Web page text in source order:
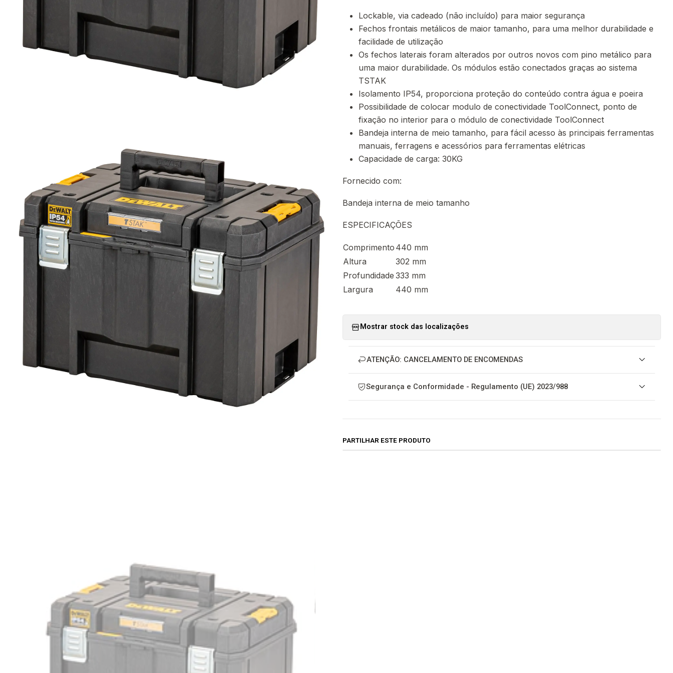
Lockable, via cadeado (não incluído) para maior segurança
Fechos frontais metálicos de maior tamanho, para uma melhor durabilidade e
facilidade de utilização
Os fechos laterais foram alterados por outros novos com pino metálico para
uma maior durabilidade. Os módulos estão conectados graças ao sistema
TSTAK
Isolamento IP54, proporciona proteção do conteúdo contra água e poeira
Possibilidade de colocar modulo de conectividade ToolConnect, ponto de
fixação no interior para o módulo de conectividade ToolConnect
Bandeja interna de meio tamanho, para fácil acesso às principais ferramentas
manuais, ferragens e acessórios para ferramentas elétricas
Capacidade de carga: 30KG
Fornecido com:
Bandeja interna de meio tamanho
ESPECIFICAÇÕES
Comprimento 440 mm
Altura
302 mm
Profundidade 333 mm
Largura
440 mm
Mostrar stock das localizações
ATENÇÃO: CANCELAMENTO DE ENCOMENDAS
Segurança e Conformidade - Regulamento (UE) 2023/988
PARTILHAR ESTE PRODUTO